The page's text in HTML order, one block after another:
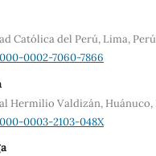
Católica del Perú, Lima,
0002-7060-7866
Hermilio Valdizán, Huánuco,
0003-2103-048X